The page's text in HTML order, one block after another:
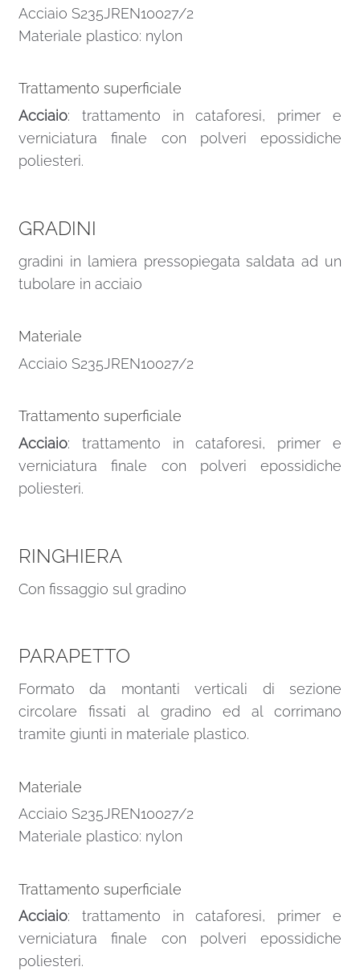
Acciaio S235JREN10027/2
Materiale plastico: nylon
Trattamento superficiale
Acciaio: trattamento in cataforesi, primer e
verniciatura finale con polveri epossidiche
poliesteri.
GRADINI
gradini in lamiera pressopiegata saldata ad un
tubolare in acciaio
Materiale
Acciaio S235JREN10027/2
Trattamento superficiale
Acciaio: trattamento in cataforesi, primer e
verniciatura finale con polveri epossidiche
poliesteri.
RINGHIERA
Con fissaggio sul gradino
PARAPETTO
Formato da montanti verticali di sezione
circolare fissati al gradino ed al corrimano
tramite giunti in materiale plastico.
Materiale
Acciaio S235JREN10027/2
Materiale plastico: nylon
Trattamento superficiale
Acciaio: trattamento in cataforesi, primer e
verniciatura finale con polveri epossidiche
poliesteri.